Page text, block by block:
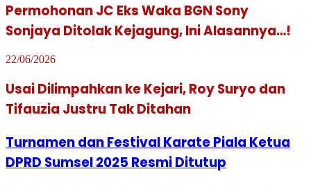
Permohonan JC Eks Waka BGN Sony
Sonjaya Ditolak Kejagung, Ini Alasannya…!
22/06/2026
Usai Dilimpahkan ke Kejari, Roy Suryo dan
Tifauzia Justru Tak Ditahan
Turnamen dan Festival Karate Piala Ketua
DPRD Sumsel 2025 Resmi Ditutup